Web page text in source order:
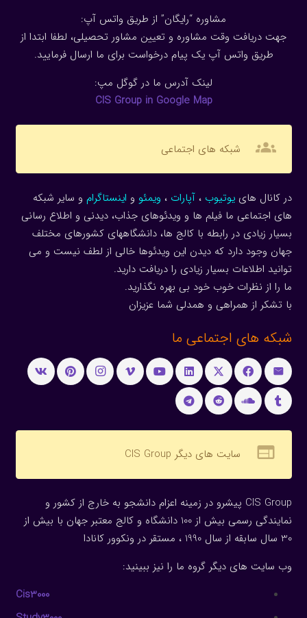
مشاوره “رایگان” از طریق واتس آپ:
جهت دریافت وقت مشاوره و تعیین مشاور تحصیلی، لطفا ابتدا از
طریق واتس آپ یک پیام درخواست برای ما ارسال فرمایید.
لینک آدرس ما در گوگل مپ:
CIS Group in Google Map
groups شبکه های اجتماعی
در کانال هاییوتیوب ، آپارات ، ویمئو و اینستاگرام و سایر شبکه
های اجتماعی ما فیلم ها و ویدئوهای جذاب، دیدنی و اطلاع رسانی
بسیار زیادی در رابطه با کالج ها، دانشگاههای کشورهای مختلف
جهان وجود دارد که دیدن این ویدئوها خالی از لطف نیست و می
توانید اطلاعات بسیار زیادی را دریافت دارید.
ما را از نظرات خوب خود بی بهره نگذارید.
با تشکر از همراهی و همدلی شما عزیزان
شبکه های اجتماعی ما
web سایت های دیگر CIS Group
CIS Group پیشرو در زمینه اعزام دانشجو به خارج از کشور و
نمایندگی رسمی بیش از 100 دانشگاه و کالج معتبر جهان با بیش از
30 سال سابقه از سال 1990 ، مستقر در ونکوور کانادا
وب سایت های دیگر گروه ما را نیز ببینید:
Cis3000